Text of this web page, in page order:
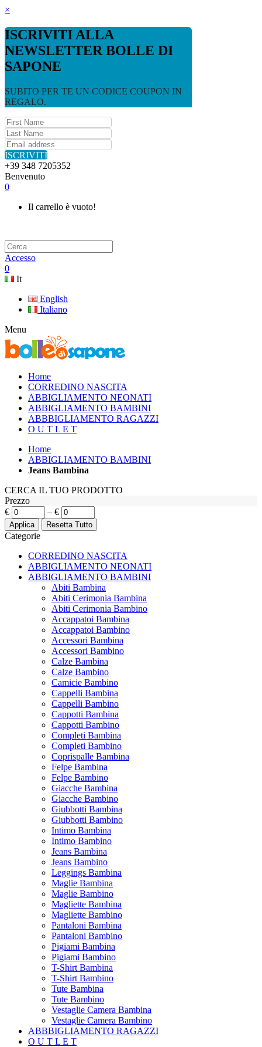
×
ISCRIVITI ALLA
NEWSLETTER BOLLE DI
SAPONE
SUBITO PER TE UN CODICE COUPON IN
REGALO.
ISCRIVITI
+39 348 7205352
Benvenuto
0
Il carrello è vuoto!
Accesso
0
It
English
Italiano
Menu
Home
CORREDINO NASCITA
ABBIGLIAMENTO NEONATI
ABBIGLIAMENTO BAMBINI
ABBBIGLIAMENTO RAGAZZI
O U T L E T
Home
ABBIGLIAMENTO BAMBINI
Jeans Bambina
CERCA IL TUO PRODOTTO
Prezzo
€
– €
Categorie
CORREDINO NASCITA
ABBIGLIAMENTO NEONATI
ABBIGLIAMENTO BAMBINI
Abiti Bambina
Abiti Cerimonia Bambina
Abiti Cerimonia Bambino
Accappatoi Bambina
Accappatoi Bambino
Accessori Bambina
Accessori Bambino
Calze Bambina
Calze Bambino
Camicie Bambino
Cappelli Bambina
Cappelli Bambino
Cappotti Bambina
Cappotti Bambino
Completi Bambina
Completi Bambino
Coprispalle Bambina
Felpe Bambina
Felpe Bambino
Giacche Bambina
Giacche Bambino
Giubbotti Bambina
Giubbotti Bambino
Intimo Bambina
Intimo Bambino
Jeans Bambina
Jeans Bambino
Leggings Bambina
Maglie Bambina
Maglie Bambino
Magliette Bambina
Magliette Bambino
Pantaloni Bambina
Pantaloni Bambino
Pigiami Bambina
Pigiami Bambino
T-Shirt Bambina
T-Shirt Bambino
Tute Bambina
Tute Bambino
Vestaglie Camera Bambina
Vestaglie Camera Bambino
ABBBIGLIAMENTO RAGAZZI
O U T L E T